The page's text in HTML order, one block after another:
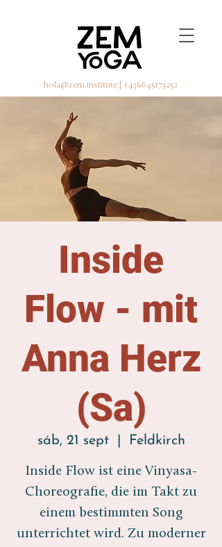
hola@zem.institute +436645173252
Inside
Flow - mit
Anna Herz
(Sa)
sáb, 21 sept
  |
Feldkirch
Inside Flow ist eine Vinyasa-
Choreografie, die im Takt zu
einem bestimmten Song
unterrichtet wird. Zu moderner